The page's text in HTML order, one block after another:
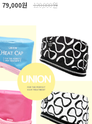
79,000원 120,000원